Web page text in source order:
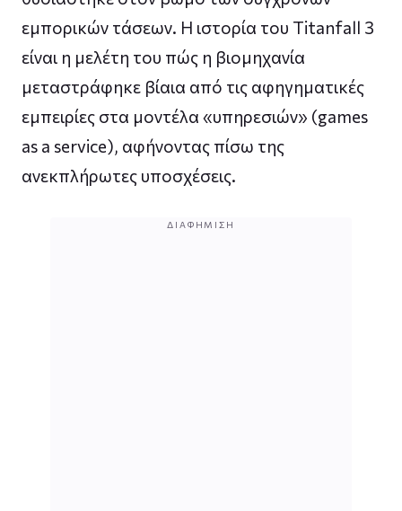
εμπορικών τάσεων. Η ιστορία του Titanfall 3
είναι η μελέτη του πώς η βιομηχανία
μεταστράφηκε βίαια από τις αφηγηματικές
εμπειρίες στα μοντέλα «υπηρεσιών» (games
as a service), αφήνοντας πίσω της
ανεκπλήρωτες υποσχέσεις.
ΔΙΑΦΉΜΙΣΗ